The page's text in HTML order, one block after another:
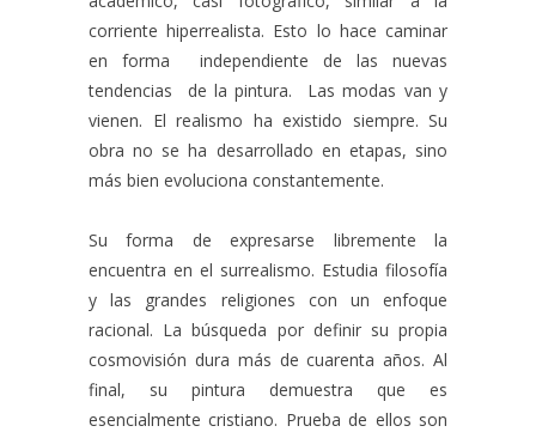
corriente hiperrealista. Esto lo hace caminar
en forma independiente de las nuevas
tendencias de la pintura. Las modas van y
vienen. El realismo ha existido siempre. Su
obra no se ha desarrollado en etapas, sino
más bien evoluciona constantemente.
Su forma de expresarse libremente la
encuentra en el surrealismo. Estudia filosofía
y las grandes religiones con un enfoque
racional. La búsqueda por definir su propia
cosmovisión dura más de cuarenta años. Al
final, su pintura demuestra que es
esencialmente cristiano. Prueba de ellos son